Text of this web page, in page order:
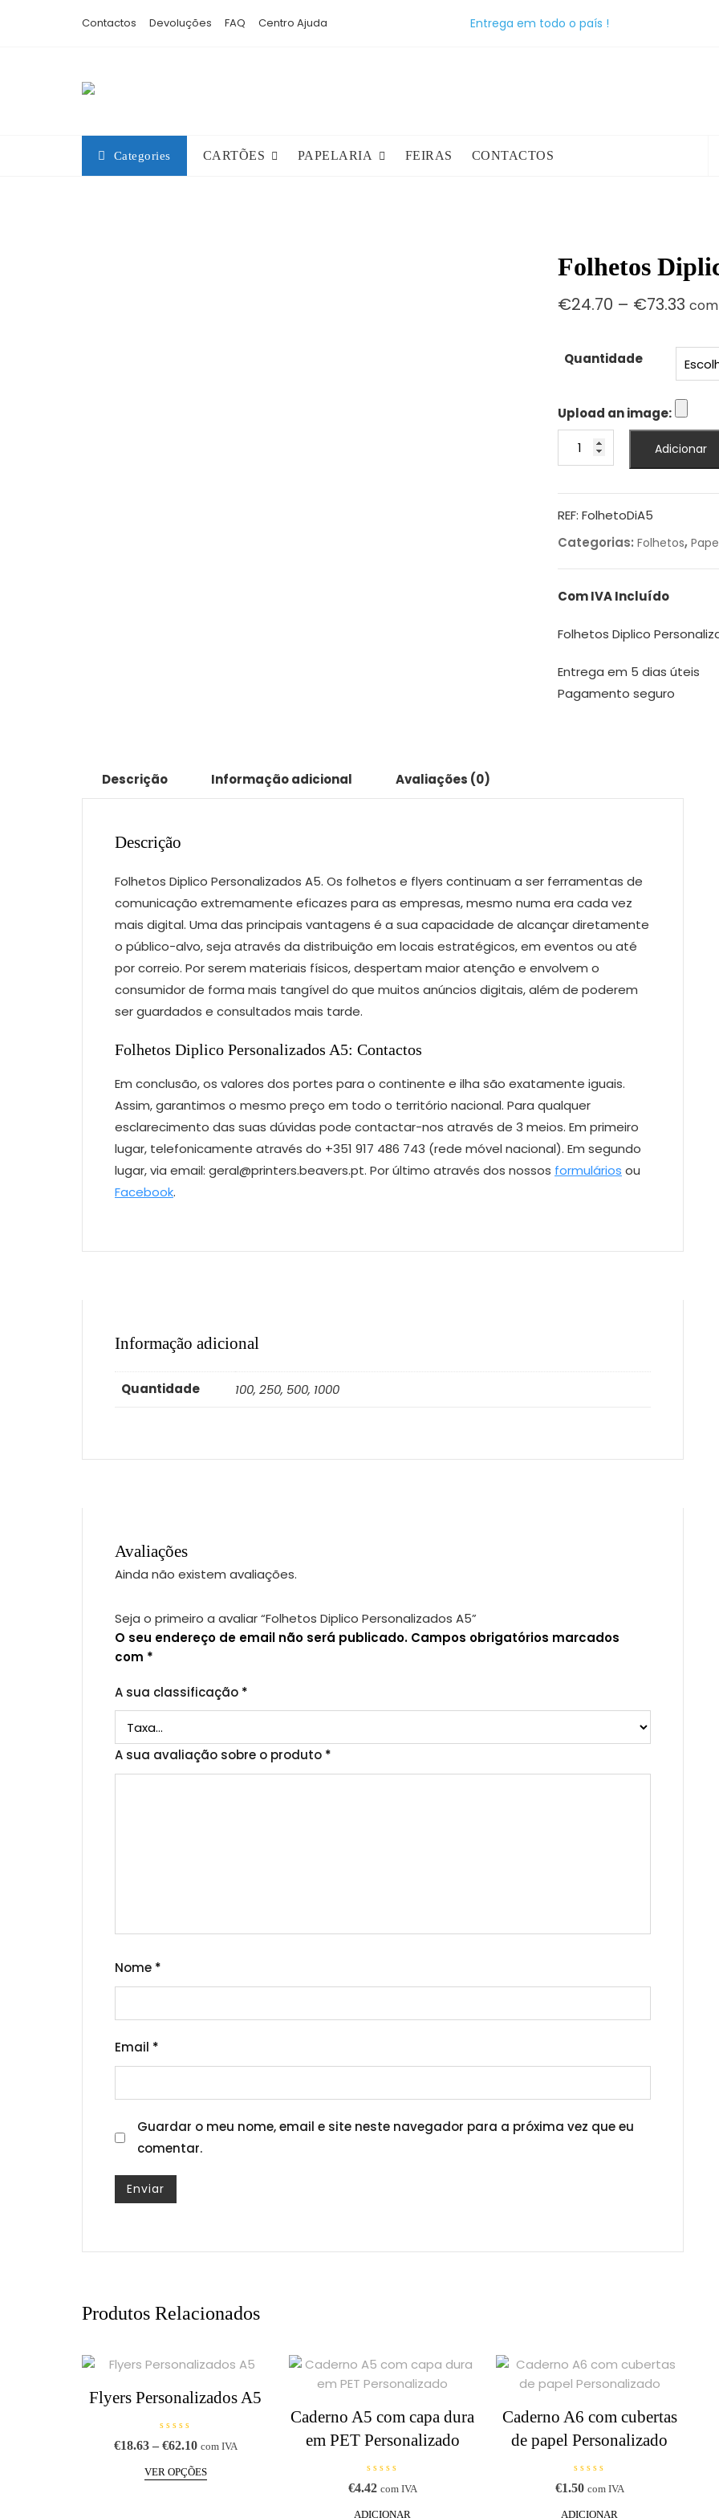
Contactos Devoluções FAQ Centro Ajuda Entrega em todo o país !
Categories CARTÕES PAPELARIA FEIRAS CONTACTOS
Folhetos
€24.70 – €73.33 com
Quantidade
Upload an image:
Quantidade
Diplico
Personalizados
A5
Adicionar
REF: FolhetoDiA5
Categorias: Folhetos,
Com IVA Incluído
Folhetos Diplico
Entrega em 5 dias úteis
Pagamento seguro
Descrição Informação adicional Avaliações (0)
Descrição
Folhetos Diplico Personalizados A5. Os folhetos e flyers continuam a ser ferramentas de
comunicação extremamente eficazes para as empresas, mesmo numa era cada vez
mais digital. Uma das principais vantagens é a sua capacidade de alcançar diretamente
o público-alvo, seja através da distribuição em locais estratégicos, em eventos ou até
por correio. Por serem materiais físicos, despertam maior atenção e envolvem o
consumidor de forma mais tangível do que muitos anúncios digitais, além de poderem
ser guardados e consultados mais tarde.
Folhetos Diplico Personalizados A5: Contactos
Em conclusão, os valores dos portes para o continente e ilha são exatamente iguais.
Assim, garantimos o mesmo preço em todo o território nacional. Para qualquer
esclarecimento das suas dúvidas pode contactar-nos através de 3 meios. Em primeiro
lugar, telefonicamente através do +351 917 486 743 (rede móvel nacional). Em segundo
lugar, via email: geral@printers.beavers.pt. Por último através dos nossos formulários ou
Facebook.
Informação adicional
Quantidade 100, 250, 500, 1000
Avaliações
Ainda não existem avaliações.
Seja o primeiro a avaliar “Folhetos Diplico Personalizados A5”
O seu endereço de email não será publicado. Campos obrigatórios marcados
com *
A sua classificação *
A sua avaliação sobre o produto *
Nome *
Email *
Guardar o meu nome, email e site neste navegador para a próxima vez que eu
comentar.
Produtos Relacionados
Flyers Personalizados A5
A
v
l
i
€18.63 – €62.10Price
€18.63
com IVA
VER OPÇÕES
product
Caderno A5 com capa dura
em PET Personalizado
A
v
l
€4.42 com IVA
ADICIONAR
Caderno A6 com cubertas
de papel Personalizado
A
v
l
€1.50 com IVA
ADICIONAR